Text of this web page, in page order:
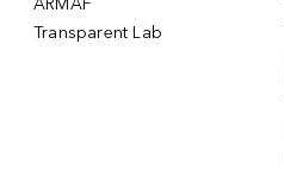
ARMAF
Transparent Lab